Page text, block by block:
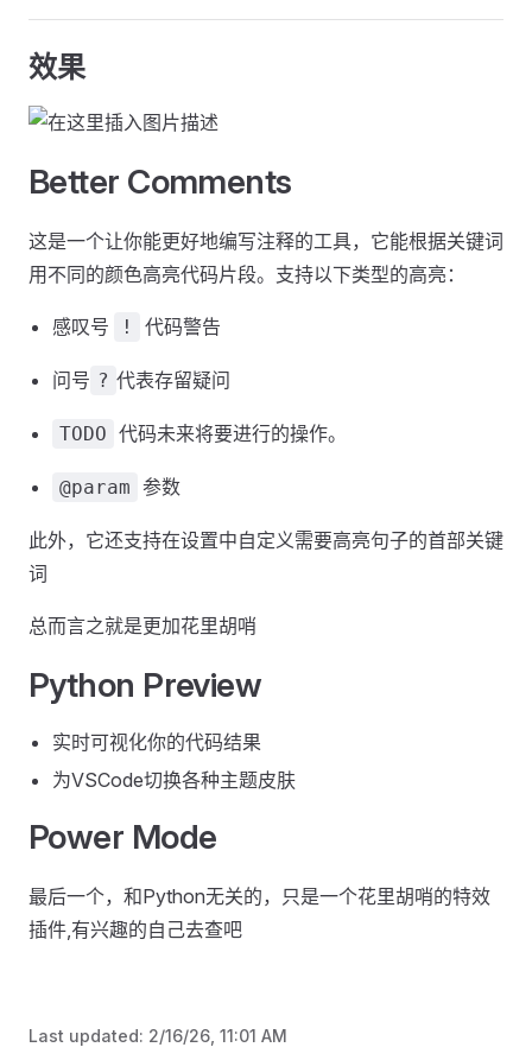
效果
Better Comments
这是一个让你能更好地编写注释的工具，它能根据关键词
用不同的颜色高亮代码片段。支持以下类型的高亮：
感叹号 ! 代码警告
问号 ? 代表存留疑问
TODO 代码未来将要进行的操作。
@param 参数
此外，它还支持在设置中自定义需要高亮句子的首部关键
词
总而言之就是更加花里胡哨
Python Preview
实时可视化你的代码结果
为VSCode切换各种主题皮肤
Power Mode
最后一个，和Python无关的，只是一个花里胡哨的特效
插件,有兴趣的自己去查吧
Last updated: 2/16/26, 11:01 AM